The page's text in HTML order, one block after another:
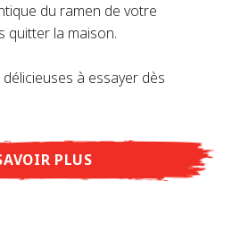
du ramen de votre
quitter la maison.
à essayer dès
PLUS